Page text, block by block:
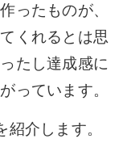
ったものが、
くれるとは思
たし達成感に
っています。
介します。